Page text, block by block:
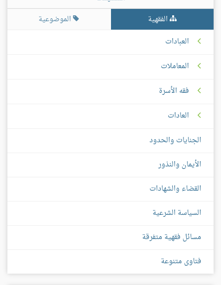
الفقهية
الموضوعية
العبادات
المعاملات
فقه الأسرة
العادات
الجنايات والحدود
الأيمان والنذور
القضاء والشهادات
السياسة الشرعية
مسائل فقهية متفرقة
فتاوى متنوعة